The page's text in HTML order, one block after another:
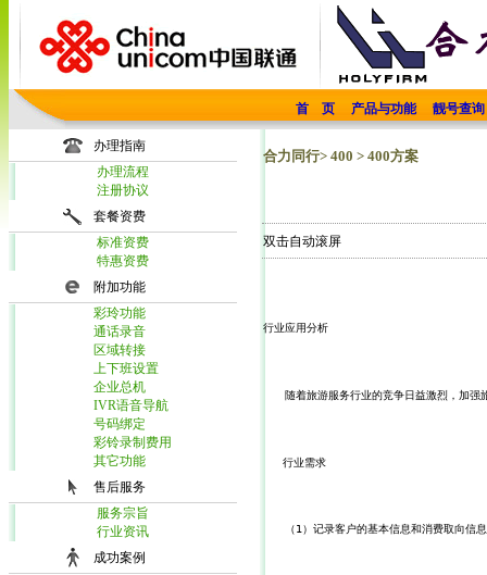
首 页 产品与功能 靓号查询
办理指南
办理流程
注册协议
套餐资费
标准资费
特惠资费
附加功能
彩玲功能
通话录音
区域转接
上下班设置
企业总机
IVR语音导航
号码绑定
彩铃录制费用
其它功能
售后服务
服务宗旨
行业资讯
成功案例
合力同行> 400 > 400方案
双击自动滚屏
行业应用分析
随着旅游服务行业的竞争日益激烈，加强
行业需求
（1）记录客户的基本信息和消费取向信